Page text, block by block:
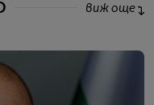
виж още